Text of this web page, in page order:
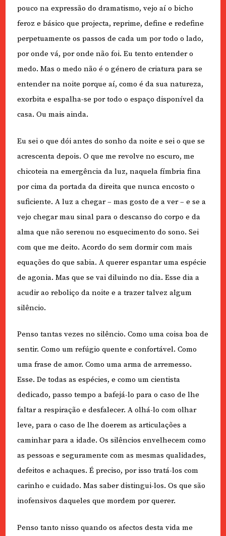
pouco na expressão do dramatismo, vejo aí o bicho
feroz e básico que projecta, reprime, define e redefine
perpetuamente os passos de cada um por todo o lado,
por onde vá, por onde não foi. Eu tento entender o
medo. Mas o medo não é o género de criatura para se
entender na noite porque aí, como é da sua natureza,
exorbita e espalha-se por todo o espaço disponível da
casa. Ou mais ainda.
Eu sei o que dói antes do sonho da noite e sei o que se
acrescenta depois. O que me revolve no escuro, me
chicoteia na emergência da luz, naquela fímbria fina
por cima da portada da direita que nunca encosto o
suficiente. A luz a chegar – mas gosto de a ver – e se a
vejo chegar mau sinal para o descanso do corpo e da
alma que não serenou no esquecimento do sono. Sei
com que me deito. Acordo do sem dormir com mais
equações do que sabia. A querer espantar uma espécie
de agonia. Mas que se vai diluindo no dia. Esse dia a
acudir ao reboliço da noite e a trazer talvez algum
silêncio.
Penso tantas vezes no silêncio. Como uma coisa boa de
sentir. Como um refúgio quente e confortável. Como
uma frase de amor. Como uma arma de arremesso.
Esse. De todas as espécies, e como um cientista
dedicado, passo tempo a bafejá-lo para o caso de lhe
faltar a respiração e desfalecer. A olhá-lo com olhar
leve, para o caso de lhe doerem as articulações a
caminhar para a idade. Os silêncios envelhecem como
as pessoas e seguramente com as mesmas qualidades,
defeitos e achaques. É preciso, por isso tratá-los com
carinho e cuidado. Mas saber distingui-los. Os que são
inofensivos daqueles que mordem por querer.
Penso tanto nisso quando os afectos desta vida me